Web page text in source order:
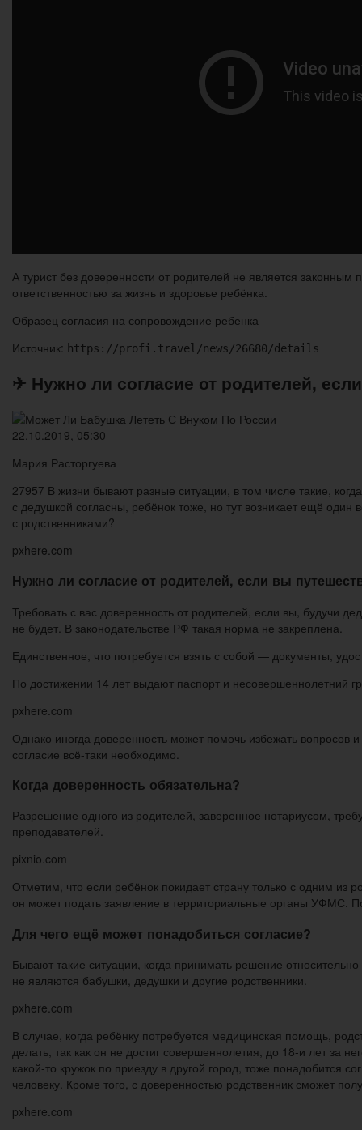
А турист без доверенности от родителей не является
ответственностью за жизнь и здоровье ребёнка.
Образец согласия на сопровождение ребенка
Источник: https://profi.travel/news/26680/details
✈ Нужно ли согласие от родителей,
22.10.2019, 05:30
Мария Расторгуева
27957 В жизни бывают разные ситуации, в том числе такие,
с дедушкой согласны, ребёнок тоже, но тут возникает ещё
с родственниками?
pxhere.com
Нужно ли согласие от родителей, если вы
Требовать с вас доверенность от родителей, если вы, будучи
не будет. В законодательстве РФ такая норма не закреплена.
Единственное, что потребуется взять с собой — документы,
По достижении 14 лет выдают паспорт и несовершеннолетний
pxhere.com
Однако иногда доверенность может помочь избежать вопросов
согласие всё-таки необходимо.
Когда доверенность обязательна?
Разрешение одного из родителей, заверенное нотариусом,
преподавателей.
pixnio.com
Отметим, что если ребёнок покидает страну только с одним из
он может подать заявление в территориальные органы УФМС.
Для чего ещё может понадобиться согласие?
Бывают такие ситуации, когда принимать решение
не являются бабушки, дедушки и другие родственники.
pxhere.com
В случае, когда ребёнку потребуется медицинская помощь,
делать, так как он не достиг совершеннолетия, до 18-и лет за
какой-то кружок по приезду в другой город, тоже понадобится
человеку. Кроме того, с доверенностью родственник сможет
pxhere.com